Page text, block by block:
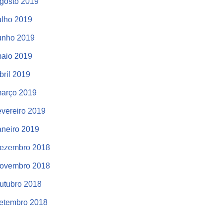
2019
2019
2019
2019
2019
2019
2019
2018
2018
2018
2018